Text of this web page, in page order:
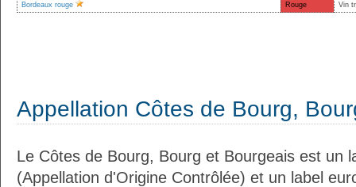
Bordeaux rouge
Rouge Vin
Appellation Côtes de Bourg,
Le Côtes de Bourg, Bourg et Bourgeais est un
(Appellation d'Origine Contrôlée) et un label